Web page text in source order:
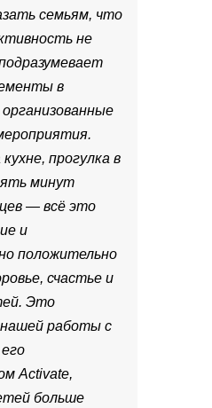
семьям, что
не
в
прогулка в
минут
— всё это
и
положительно
счастье и
Это
работы с
Activate,
больше